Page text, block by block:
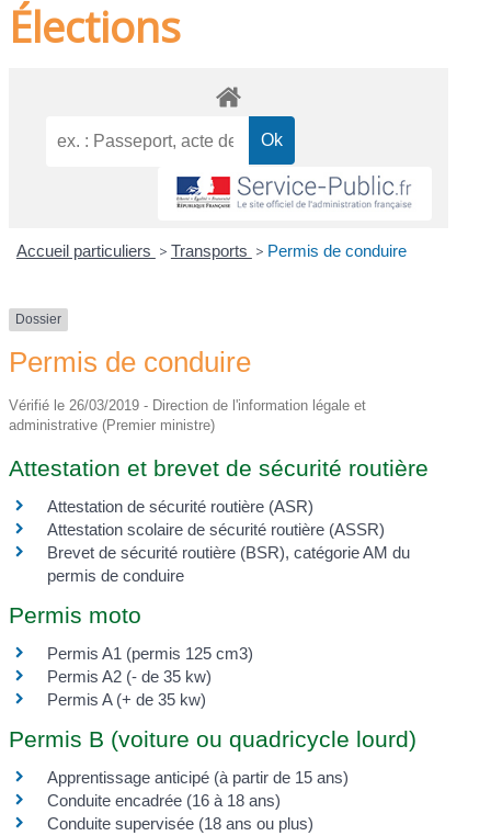
Élections
Accueil particuliers > Transports > Permis de conduire
Dossier
Permis de conduire
Vérifié le 26/03/2019 - Direction de l'information légale et
administrative (Premier ministre)
Attestation et brevet de sécurité routière
Attestation de sécurité routière (ASR)
Attestation scolaire de sécurité routière (ASSR)
Brevet de sécurité routière (BSR), catégorie AM du
permis de conduire
Permis moto
Permis A1 (permis 125 cm3)
Permis A2 (- de 35 kw)
Permis A (+ de 35 kw)
Permis B (voiture ou quadricycle lourd)
Apprentissage anticipé (à partir de 15 ans)
Conduite encadrée (16 à 18 ans)
Conduite supervisée (18 ans ou plus)